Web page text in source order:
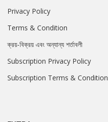
Privacy Policy
Terms & Condition
ক্রয়-বিক্রয় এবং অন্যান্য শর্তাবলী
Subscription Privacy Policy
Subscription Terms & Condition